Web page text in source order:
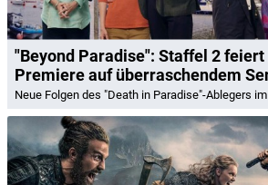
"Beyond Paradise": Staffel 2 feiert
Premiere auf überraschendem
Neue Folgen des "Death in Paradise"-Ablegers